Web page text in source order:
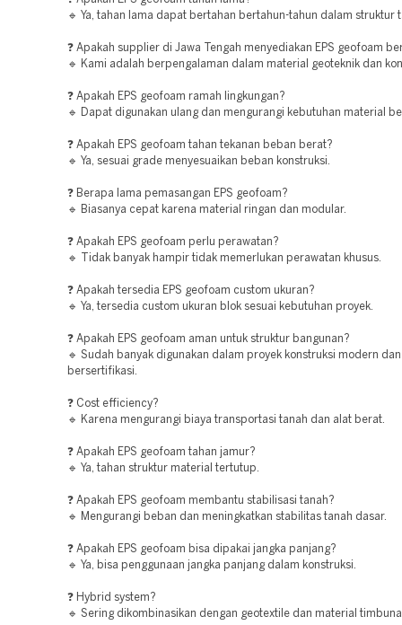
🔹 Ya, tahan lama dapat bertahan bertahun-tahun dalam struktur
❓ Apakah supplier di Jawa Tengah menyediakan EPS geofoam
🔹 Kami adalah berpengalaman dalam material geoteknik dan
❓ Apakah EPS geofoam ramah lingkungan?
🔹 Dapat digunakan ulang dan mengurangi kebutuhan material
❓ Apakah EPS geofoam tahan tekanan beban berat?
🔹 Ya, sesuai grade menyesuaikan beban konstruksi.
❓ Berapa lama pemasangan EPS geofoam?
🔹 Biasanya cepat karena material ringan dan modular.
❓ Apakah EPS geofoam perlu perawatan?
🔹 Tidak banyak hampir tidak memerlukan perawatan khusus.
❓ Apakah tersedia EPS geofoam custom ukuran?
🔹 Ya, tersedia custom ukuran blok sesuai kebutuhan proyek.
❓ Apakah EPS geofoam aman untuk struktur bangunan?
🔹 Sudah banyak digunakan dalam proyek konstruksi modern dan
bersertifikasi.
❓ Cost efficiency?
🔹 Karena mengurangi biaya transportasi tanah dan alat berat.
❓ Apakah EPS geofoam tahan jamur?
🔹 Ya, tahan struktur material tertutup.
❓ Apakah EPS geofoam membantu stabilisasi tanah?
🔹 Mengurangi beban dan meningkatkan stabilitas tanah dasar.
❓ Apakah EPS geofoam bisa dipakai jangka panjang?
🔹 Ya, bisa penggunaan jangka panjang dalam konstruksi.
❓ Hybrid system?
🔹 Sering dikombinasikan dengan geotextile dan material